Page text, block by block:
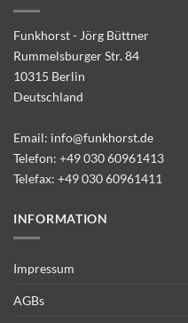
Funkhorst - Jörg Büttner
Rummelsburger Str. 84
10315 Berlin
Deutschland
Email: info@funkhorst.de
Telefon: +49 030 60961413
Telefax: +49 030 60961411
INFORMATION
Impressum
AGBs